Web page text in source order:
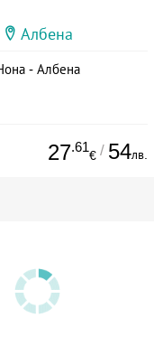
Албена
- Албена
27.61
€ / 54лв.